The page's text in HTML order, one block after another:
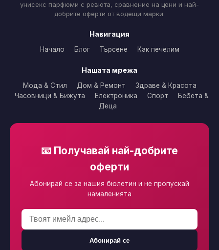
унисекс парфюми с ревюта, сравнение на цени и най-
добрите оферти от водещи марки.
Навигация
Начало Блог Търсене Как печелим
Нашата мрежа
Мода & Стил Дом & Ремонт
Здраве & Красота
Часовници & Бижута
Електроника Спорт
Бебета &
Деца
📧 Получавай най-добрите
оферти
Абонирай се за нашия бюлетин и не пропускай
намаленията
Абонирай се